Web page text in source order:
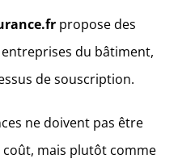
propose des
du bâtiment,
de souscription.
ne doivent pas être
mais plutôt comme